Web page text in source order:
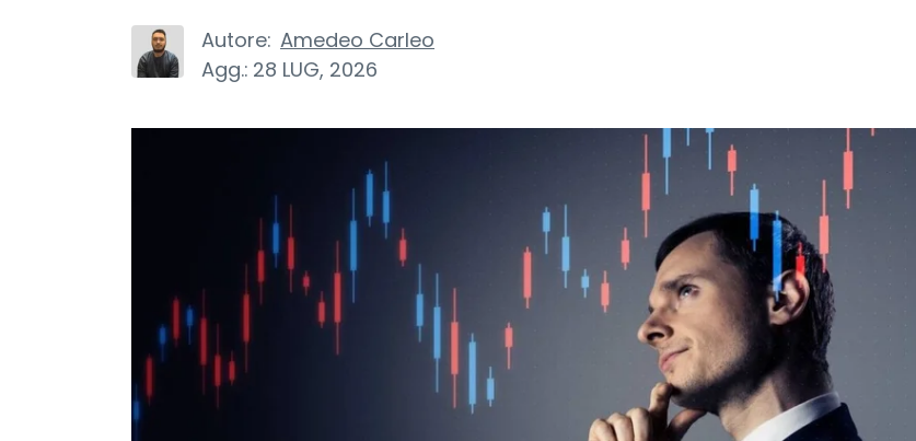
Autore: Amedeo Carleo
Agg.: 28 LUG, 2026